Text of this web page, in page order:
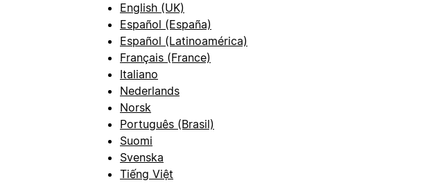
English (UK)
Español (España)
Español (Latinoamérica)
Français (France)
Italiano
Nederlands
Norsk
Português (Brasil)
Suomi
Svenska
Tiếng Việt